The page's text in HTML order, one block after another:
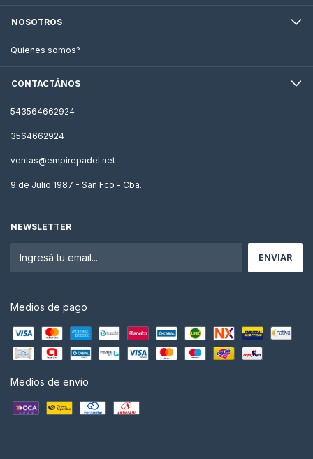
NOSOTROS
Quienes somos?
CONTACTÁNOS
543564662924
3564662924
ventas@empirepadel.net
9 de Julio 1987 - San Fco - Cba.
NEWSLETTER
Medios de pago
Medios de envío